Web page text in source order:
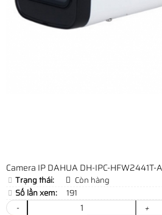
Camera IP DAHUA DH-IPC-HFW2441T-
Trạng thái:
Còn hàng
Số lần xem:
191
-
+